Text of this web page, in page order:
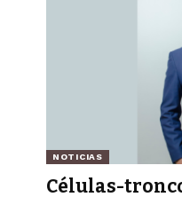
NOTICIAS
Células-